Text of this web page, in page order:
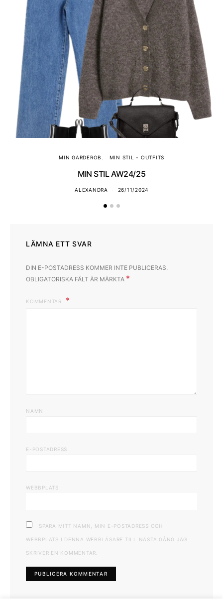
MIN GARDEROB MIN STIL - OUTFITS
MIN STIL AW24/25
ALEXANDRA 26/11/2024
LÄMNA ETT SVAR
DIN E-POSTADRESS KOMMER INTE PUBLICERAS.
OBLIGATORISKA FÄLT ÄR MÄRKTA *
KOMMENTAR
NAMN
E-POSTADRESS
WEBBPLATS
SPARA MITT NAMN, MIN E-POSTADRESS OCH
WEBBPLATS I DENNA WEBBLÄSARE TILL NÄSTA GÅNG JAG
SKRIVER EN KOMMENTAR.